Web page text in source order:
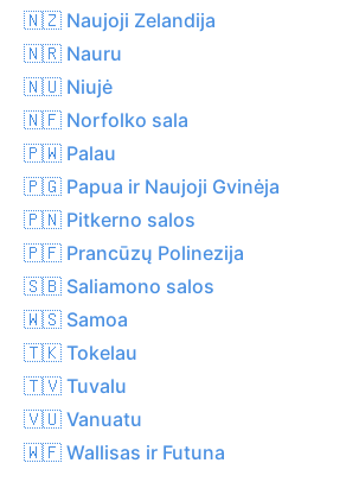
🇳🇿 Naujoji Zelandija
🇳🇷 Nauru
🇳🇺 Niujė
🇳🇫 Norfolko sala
🇵🇼 Palau
🇵🇬 Papua ir Naujoji Gvinėja
🇵🇳 Pitkerno salos
🇵🇫 Prancūzų Polinezija
🇸🇧 Saliamono salos
🇼🇸 Samoa
🇹🇰 Tokelau
🇹🇻 Tuvalu
🇻🇺 Vanuatu
🇼🇫 Wallisas ir Futuna